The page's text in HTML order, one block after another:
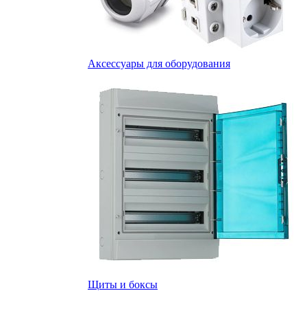
Аксессуары для оборудования
Щиты и боксы